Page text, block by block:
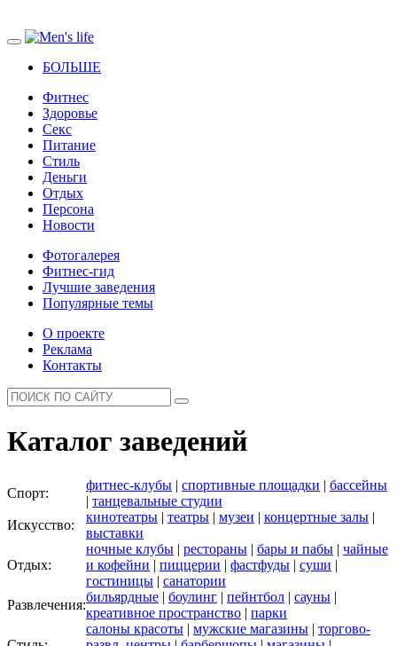
БОЛЬШЕ
Фитнес
Здоровье
Секс
Питание
Стиль
Деньги
Отдых
Персона
Новости
Фотогалерея
Фитнес-гид
Лучшие заведения
Популярные темы
О проекте
Реклама
Контакты
Каталог заведений
Спорт:
фитнес-клубы | спортивные площадки | бассейны
| танцевальные студии
Искусство:
кинотеатры | театры | музеи | концертные залы |
выставки
Отдых:
ночные клубы | рестораны | бары и пабы | чайные
и кофейни | пиццерии | фастфуды | суши |
гостиницы | санатории
Развлечения:
бильярдные | боулинг | пейнтбол | сауны |
креативное пространство | парки
салоны красоты | мужские магазины | торгово-